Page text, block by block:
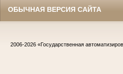
ОБЫЧНАЯ ВЕРСИЯ САЙТА
2006-2026 «Государственная